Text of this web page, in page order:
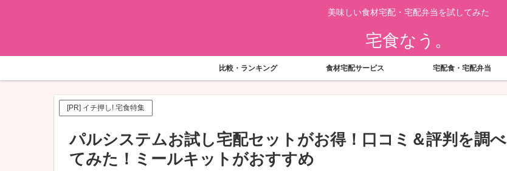
美味しい食材宅配・宅配弁当を試してみた
宅食なう。
比較・ランキング 食材宅配サービス 宅配食・宅配弁当
[PR] イチ押し! 宅食特集
パルシステムお試し宅配セットがお得！口コミ＆評判を調べ
てみた！ミールキットがおすすめ